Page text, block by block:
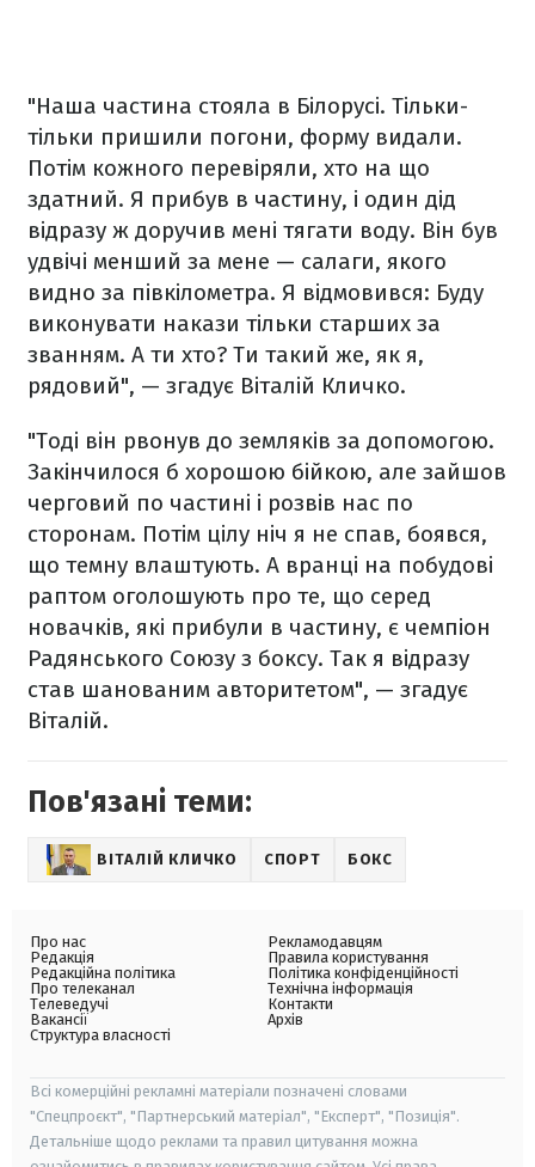
"Наша частина стояла в Білорусі. Тільки-
тільки пришили погони, форму видали.
Потім кожного перевіряли, хто на що
здатний. Я прибув в частину, і один дід
відразу ж доручив мені тягати воду. Він був
удвічі менший за мене — салаги, якого
видно за півкілометра. Я відмовився: Буду
виконувати накази тільки старших за
званням. А ти хто? Ти такий же, як я,
рядовий", — згадує Віталій Кличко.
"Тоді він рвонув до земляків за допомогою.
Закінчилося б хорошою бійкою, але зайшов
черговий по частині і розвів нас по
сторонам. Потім цілу ніч я не спав, боявся,
що темну влаштують. А вранці на побудові
раптом оголошують про те, що серед
новачків, які прибули в частину, є чемпіон
Радянського Союзу з боксу. Так я відразу
став шанованим авторитетом", — згадує
Віталій.
Пов'язані теми:
ВІТАЛІЙ КЛИЧКО СПОРТ БОКС
Про нас
Редакція
Редакційна політика
Про телеканал
Телеведучі
Вакансії
Структура власності
Рекламодавцям
Правила користування
Політика конфіденційності
Технічна інформація
Контакти
Архів
Всі комерційні рекламні матеріали позначені словами
"Спецпроєкт", "Партнерський матеріал", "Експерт", "Позиція".
Детальніше щодо реклами та правил цитування можна